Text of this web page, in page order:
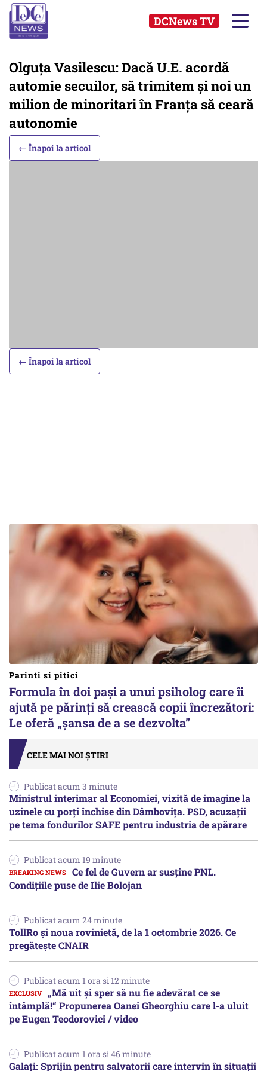
DCNews TV
Olguţa Vasilescu: Dacă U.E. acordă
automie secuilor, să trimitem şi noi un
milion de minoritari în Franţa să ceară
autonomie
← Înapoi la articol
← Înapoi la articol
Parinti si pitici
Formula în doi pași a unui psiholog care îi
ajută pe părinți să crească copii încrezători:
Le oferă „șansa de a se dezvolta”
CELE MAI NOI ȘTIRI
Publicat acum 3 minute
Ministrul interimar al Economiei, vizită de imagine la
uzinele cu porți închise din Dâmbovița. PSD, acuzații
pe tema fondurilor SAFE pentru industria de apărare
Publicat acum 19 minute
Ce fel de Guvern ar susține PNL.
Condițiile puse de Ilie Bolojan
Publicat acum 24 minute
TollRo şi noua rovinietă, de la 1 octombrie 2026. Ce
pregăteşte CNAIR
Publicat acum 1 ora si 12 minute
„Mă uit și sper să nu fie adevărat ce se
întâmplă!“ Propunerea Oanei Gheorghiu care l-a uluit
pe Eugen Teodorovici / video
Publicat acum 1 ora si 46 minute
Galați: Sprijin pentru salvatorii care intervin în situații